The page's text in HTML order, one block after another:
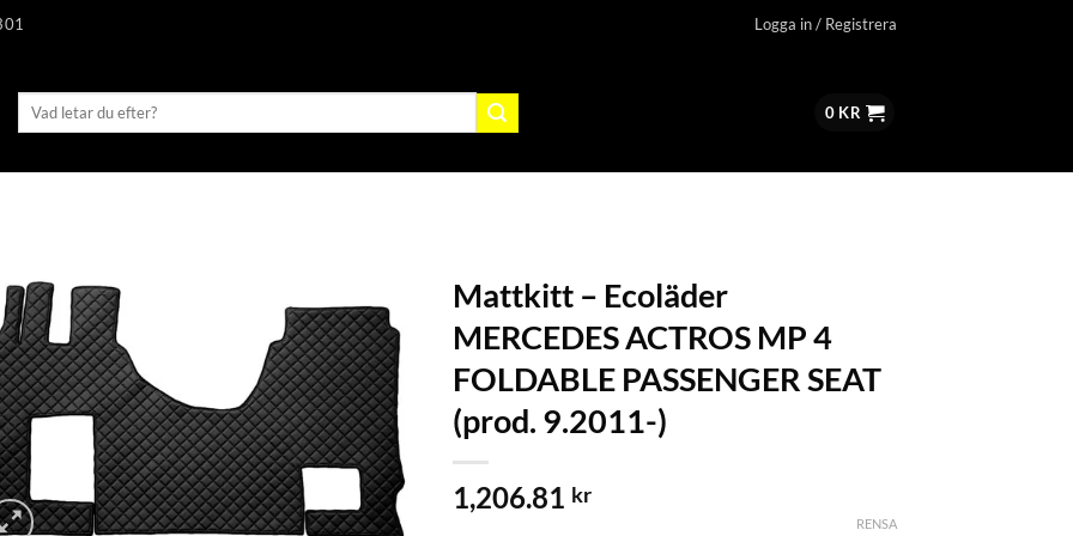
Logga in / Registrera
Sök
0 KR
Mattkitt – Ecoläder
MERCEDES ACTROS MP 4
FOLDABLE PASSENGER SEAT
(prod. 9.2011-)
1,206.81 kr
RENSA